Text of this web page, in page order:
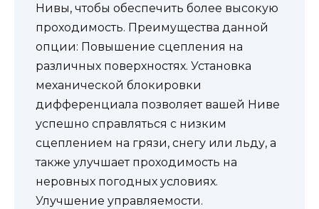
Нивы, чтобы обеспечить более высокую
проходимость. Преимущества данной
опции: Повышение сцепления на
различных поверхностях. Установка
механической блокировки
дифференциала позволяет вашей Ниве
успешно справляться с низким
сцеплением на грязи, снегу или льду, а
также улучшает проходимость на
неровных погодных условиях.
Улучшение управляемости.